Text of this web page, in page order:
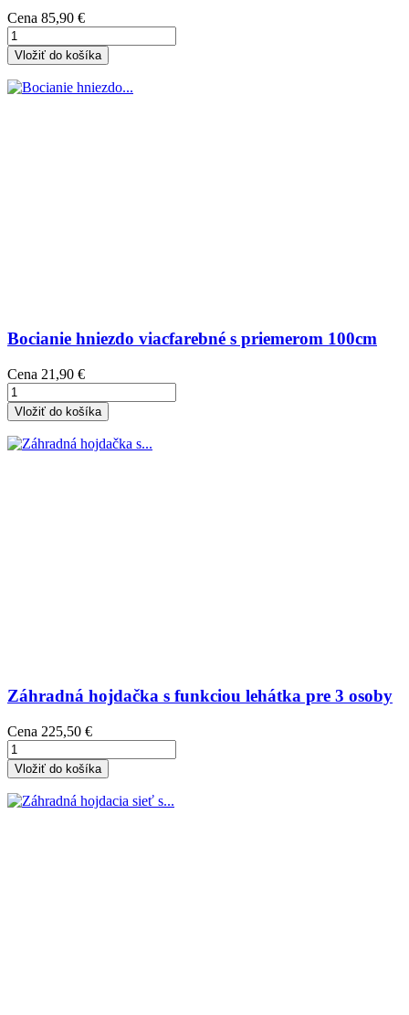
Cena 85,90 €
Vložiť do košíka
Bocianie hniezdo viacfarebné s priemerom 100cm
Cena 21,90 €
Vložiť do košíka
Záhradná hojdačka s funkciou lehátka pre 3 osoby
Cena 225,50 €
Vložiť do košíka